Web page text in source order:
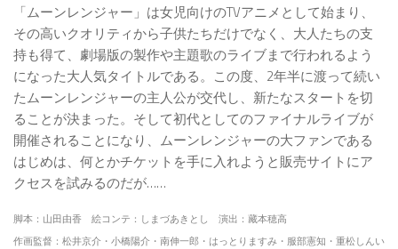
「ムーンレンジャー」は女児向けのTVアニメとして始まり、
その高いクオリティから子供たちだけでなく、大人たちの支
持も得て、劇場版の製作や主題歌のライブまで行われるよう
になった大人気タイトルである。この度、2年半に渡って続い
たムーンレンジャーの主人公が交代し、新たなスタートを切
ることが決まった。そして初代としてのファイナルライブが
開催されることになり、ムーンレンジャーの大ファンである
はじめは、何とかチケットを手に入れようと販売サイトにア
クセスを試みるのだが……
脚本：山田由香 絵コンテ：しまづあきとし 演出：藏本穂高
作画監督：松井京介・小橋陽介・南伸一郎・はっとりますみ・服部憲知・重松しんい